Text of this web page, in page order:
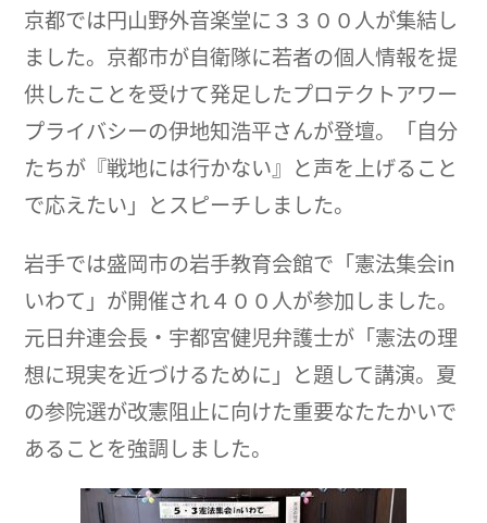
京都では円山野外音楽堂に３３００人が集結し
ました。京都市が自衛隊に若者の個人情報を提
供したことを受けて発足したプロテクトアワー
プライバシーの伊地知浩平さんが登壇。「自分
たちが『戦地には行かない』と声を上げること
で応えたい」とスピーチしました。
岩手では盛岡市の岩手教育会館で「憲法集会in
いわて」が開催され４００人が参加しました。
元日弁連会長・宇都宮健児弁護士が「憲法の理
想に現実を近づけるために」と題して講演。夏
の参院選が改憲阻止に向けた重要なたたかいで
あることを強調しました。